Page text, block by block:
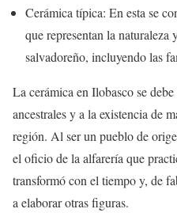
Cerámica típica: En esta se
que representan la
salvadoreño, incluyendo las
La cerámica en Ilobasco se
ancestrales y a la existencia de
región. Al ser un pueblo de
el oficio de la alfarería que
transformó con el tiempo y, de
a elaborar otras figuras.